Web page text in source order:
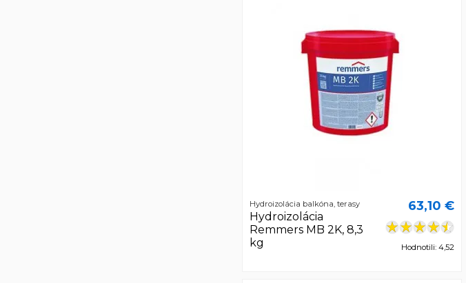
Hydroizolácia balkóna, terasy
Hydroizolácia
Remmers MB 2K, 8,3
kg
63,10 €
Hodnotili: 4,52